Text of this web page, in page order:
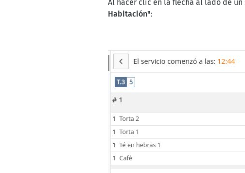
Al hacer clic en la flecha al lado de
Habitación":